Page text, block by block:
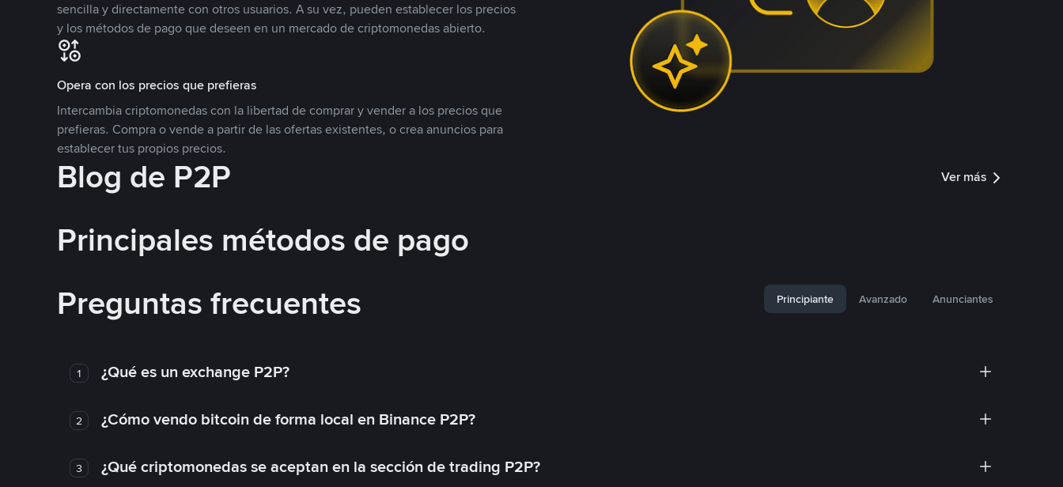
sencilla y directamente con otros usuarios. A su vez, pueden establecer los precios
y los métodos de pago que deseen en un mercado de criptomonedas abierto.
Opera con los precios que prefieras
Intercambia criptomonedas con la libertad de comprar y vender a los precios que
prefieras. Compra o vende a partir de las ofertas existentes, o crea anuncios para
establecer tus propios precios.
Blog de P2P Ver más
Principales métodos de pago
Preguntas frecuentes
Principiante Avanzado Anunciantes
1 ¿Qué es un exchange P2P?
2 ¿Cómo vendo bitcoin de forma local en Binance P2P?
3 ¿Qué criptomonedas se aceptan en la sección de trading P2P?